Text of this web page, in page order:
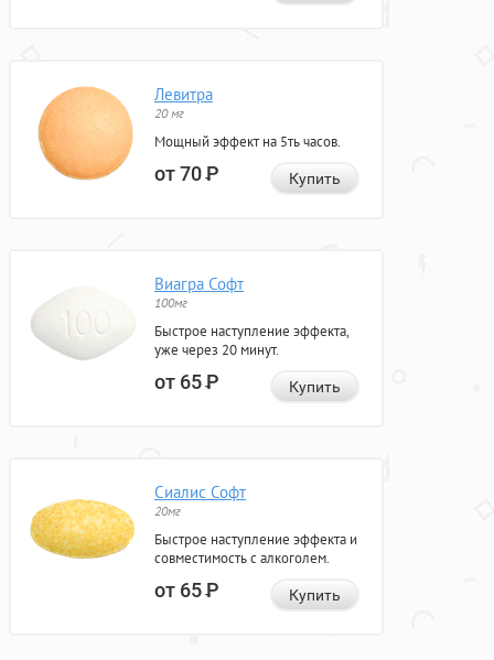
Левитра
20 мг
Мощный эффект на 5ть часов.
от 70Р Купить
Виагра Софт
100мг
Быстрое наступление эффекта,
уже через 20 минут.
от 65Р Купить
Сиалис Софт
20мг
Быстрое наступление эффекта и
совместимость с алкоголем.
от 65Р Купить